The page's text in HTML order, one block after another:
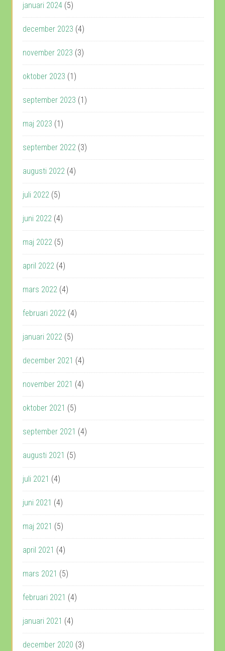
januari 2024 (5)
december 2023 (4)
november 2023 (3)
oktober 2023 (1)
september 2023 (1)
maj 2023 (1)
september 2022 (3)
augusti 2022 (4)
juli 2022 (5)
juni 2022 (4)
maj 2022 (5)
april 2022 (4)
mars 2022 (4)
februari 2022 (4)
januari 2022 (5)
december 2021 (4)
november 2021 (4)
oktober 2021 (5)
september 2021 (4)
augusti 2021 (5)
juli 2021 (4)
juni 2021 (4)
maj 2021 (5)
april 2021 (4)
mars 2021 (5)
februari 2021 (4)
januari 2021 (4)
december 2020 (3)